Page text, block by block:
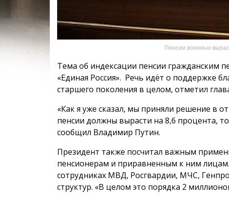
Пенсии военных
Тема об индексации пенсии гражданским
«Единая Россия». Речь идёт о поддержке
старшего поколения в целом, отметил
«Как я уже сказал, мы приняли решение в
пенсии должны вырасти на 8,6 процента,
сообщил Владимир Путин.
Президент также посчитал важным
пенсионерам и приравненным к ним
сотрудниках МВД, Росгвардии, МЧС,
структур. «В целом это порядка 2